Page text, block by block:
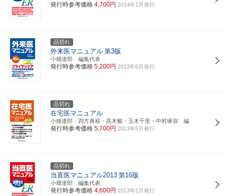
発行時参考価格 4,700円 2014年1月発行
品切れ
外来医マニュアル 第3版
小畑達郎 編集代表
発行時参考価格 5,200円 2013年6月発行
品切れ
在宅医マニュアル
小畑達郎・四方典裕・高木暢・玉木千里・中村琢弥 編
発行時参考価格 5,700円 2013年5月発行
品切れ
当直医マニュアル2013 第16版
小畑達郎 編集代表
発行時参考価格 4,600円 2013年1月発行